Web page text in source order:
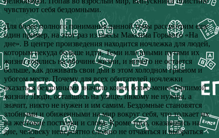
чувствуют себя бездомными.
Для более полного понимания данной темы рассмотрим еще
один пример, на этот раз из пьесы Максима Горького «На
дне». В центре произведения находится ночлежка для людей,
которым некуда больше идти. Теми или иными путями их
жизни сошлись на обочине жизни, и ничего не остается
больше, как доживать свои дни в этом холодном грязном и
убогом месте. Почему для всех обитателей ночлежки
оказаться бездомными значило конец более-менее терпимой
жизни? Люди, оставшись на улице, никому не нужны, а
значит, никто не нужен и им самим. Бездомные становятся
злобными и обиженными на мир вокруг себя, что толкает их
на жестокие поступки и слова. Кроме того, оказавшись на
дне, человеку невероятно сложно не отчаяться и выбраться